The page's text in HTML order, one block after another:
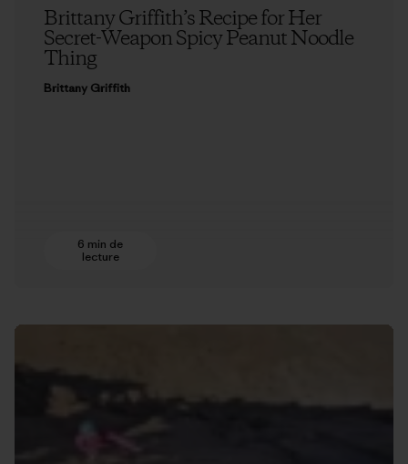
Brittany Griffith’s Recipe for Her
Secret-Weapon Spicy Peanut Noodle
Thing
Brittany Griffith
6 min de
lecture